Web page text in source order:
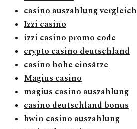
casino auszahlung vergleich
Izzi casino
izzi casino promo code
crypto casino deutschland
casino hohe einsätze
Magius casino
magius casino auszahlung
casino deutschland bonus
bwin casino auszahlung